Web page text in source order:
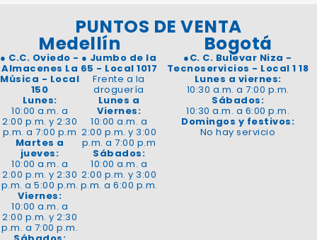
PUNTOS DE VENTA
Medellín
● C.C. Oviedo -
Almacenes La
Música - Local
150
Lunes:
10:00 a.m. a
2:00 p.m. y 2:30
p.m. a 7:00 p.m
Martes a
jueves:
10:00 a.m. a
2:00 p.m. y 2:30
p.m. a 5:00 p.m.
Viernes:
10:00 a.m. a
2:00 p.m. y 2:30
p.m. a 7:00 p.m.
● Jumbo de la
65 - Local 1017
Frente a la
droguería
Lunes a
Viernes:
10:00 a.m. a
2:00 p.m. y 3:00
p.m. a 7:00 p.m
Sábados:
10:00 a.m. a
2:00 p.m. y 3:00
p.m. a 6:00 p.m.
Bogotá
●C. C. Bulevar Niza -
Tecnoservicios - Local 1 18
Lunes a viernes:
10:30 a.m. a 7:00 p.m.
Sábados:
10:30 a.m. a 6:00 p.m.
Domingos y festivos:
No hay servicio